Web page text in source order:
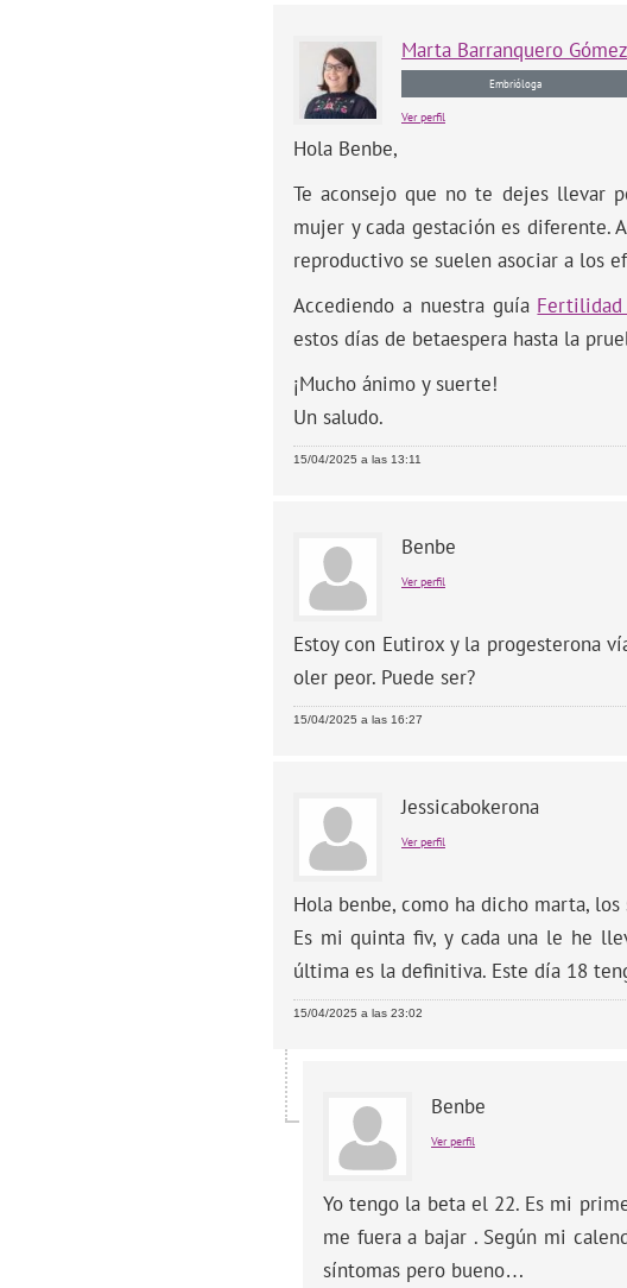
Marta Barranquero Gómez
Embrióloga
Ver perfil
Hola Benbe,
Te aconsejo que no te dejes llevar
mujer y cada gestación es diferente.
reproductivo se suelen asociar a los
Accediendo a nuestra guía Fertilidad
estos días de betaespera hasta la
¡Mucho ánimo y suerte!
Un saludo.
15/04/2025 a las 13:11
Benbe
Ver perfil
Estoy con Eutirox y la progesterona
oler peor. Puede ser?
15/04/2025 a las 16:27
Jessicabokerona
Ver perfil
Hola benbe, como ha dicho marta,
Es mi quinta fiv, y cada una le he
última es la definitiva. Este día 18
15/04/2025 a las 23:02
Benbe
Ver perfil
Yo tengo la beta el 22. Es mi
me fuera a bajar . Según mi
síntomas pero bueno…